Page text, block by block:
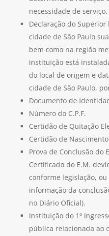
necessidade de serviço.
Declaração do
cidade de São Paulo
bem como na região
instituição está
do local de origem e
cidade de São Paulo,
Documento de
Número do C.P.F.
Certidão de Quitação
Certidão de
Prova de Conclusão do
Certificado do E.M.
conforme legislação,
informação da
no Diário Oficial).
Instituição do 1º
pública relacionada ao